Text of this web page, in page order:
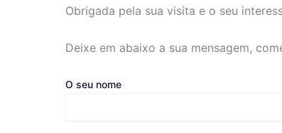
Obrigada pela sua visita e o seu
Deixe em abaixo a sua mensagem,
O seu nome